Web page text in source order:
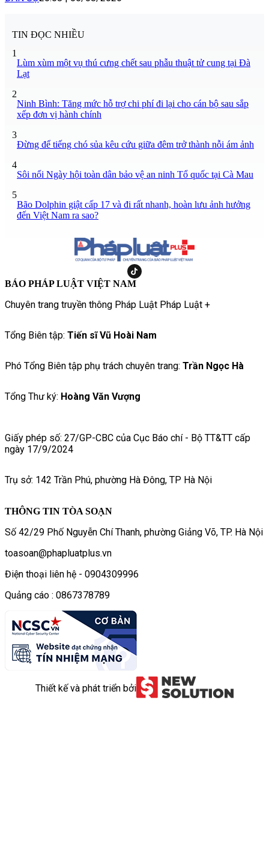
TIN ĐỌC NHIỀU
1
Lùm xùm một vụ thú cưng chết sau phẫu thuật tử cung tại Đà
Lạt
2
Ninh Bình: Tăng mức hỗ trợ chi phí đi lại cho cán bộ sau sắp
xếp đơn vị hành chính
3
Đừng để tiếng chó sủa kêu cứu giữa đêm trở thành nỗi ám ảnh
4
Sôi nổi Ngày hội toàn dân bảo vệ an ninh Tổ quốc tại Cà Mau
5
Bão Dolphin giật cấp 17 và đi rất nhanh, hoàn lưu ảnh hưởng
đến Việt Nam ra sao?
BÁO PHÁP LUẬT VIỆT NAM
Chuyên trang truyền thông Pháp Luật Pháp Luật +
Tổng Biên tập: Tiến sĩ Vũ Hoài Nam
Phó Tổng Biên tập phụ trách chuyên trang: Trần Ngọc Hà
Tổng Thư ký: Hoàng Văn Vượng
Giấy phép số: 27/GP-CBC của Cục Báo chí - Bộ TT&TT cấp
ngày 17/9/2024
Trụ sở: 142 Trần Phú, phường Hà Đông, TP Hà Nội
THÔNG TIN TÒA SOẠN
Số 42/29 Phố Nguyễn Chí Thanh, phường Giảng Võ, TP. Hà Nội
toasoan@phapluatplus.vn
Điện thoại liên hệ - 0904309996
Quảng cáo : 0867378789
Thiết kế và phát triển bởi